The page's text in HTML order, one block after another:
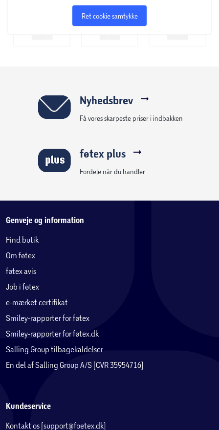
Ret cookie samtykke
Nyhedsbrev
Få vores skarpeste priser i indbakken
føtex plus
Fordele når du handler
Genveje og information
Find butik
Om føtex
føtex avis
Job i føtex
e-mærket certifikat
Smiley-rapporter for føtex
Smiley-rapporter for føtex.dk
Salling Group tilbagekaldelser
En del af Salling Group A/S (CVR 35954716)
Kundeservice
Kontakt os (support@foetex.dk)